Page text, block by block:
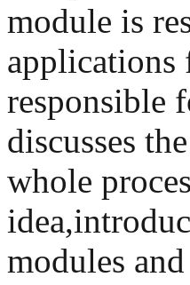
module is
applications
responsible
discusses
whole
modules